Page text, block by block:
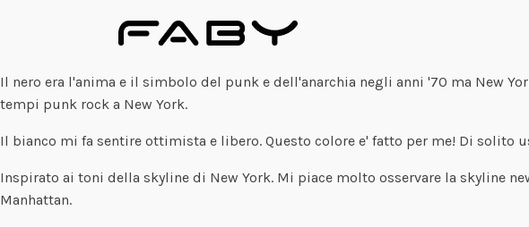
Il nero era l'anima e il simbolo del punk e dell'anarchia negli anni '70 ma New
tempi punk rock a New York.
Il bianco mi fa sentire ottimista e libero. Questo colore e' fatto per me! Di
Inspirato ai toni della skyline di New York. Mi piace molto osservare la skyline
Manhattan.